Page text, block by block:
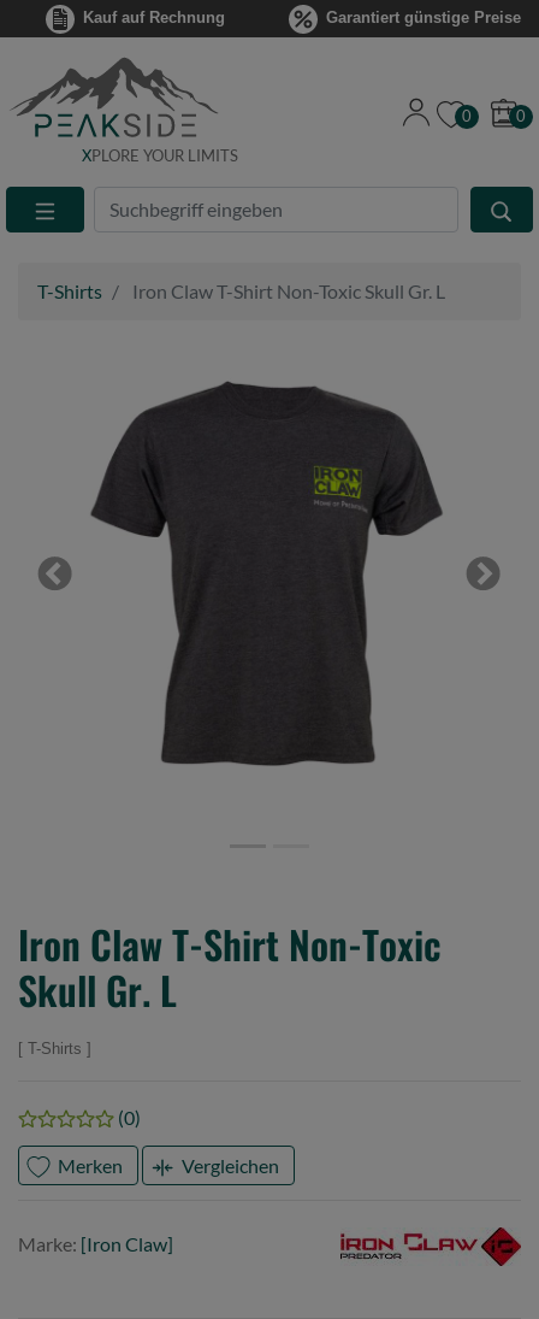
Kauf auf Rechnung Garantiert günstige Preise
XPLORE YOUR LIMITS
Suche
Eingabefeld
0 0
T-Shirts Iron Claw T-Shirt Non-Toxic Skull Gr. L
Previous Next
Iron Claw T-Shirt Non-Toxic
Skull Gr. L
T-Shirts
(0)
Merken Vergleichen
Marke: [Iron Claw]
Iron